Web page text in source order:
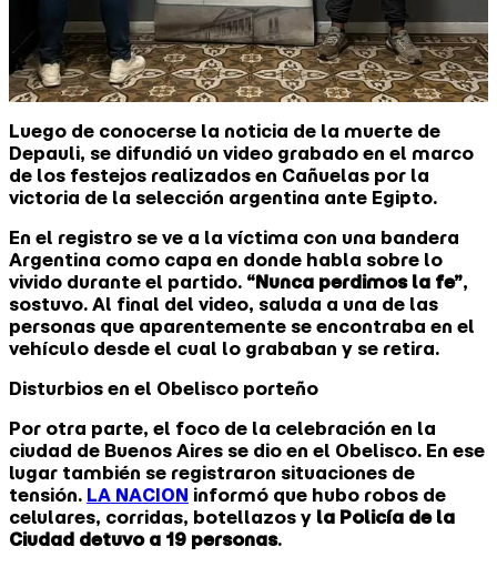
Luego de conocerse la noticia de la muerte de
Depauli, se difundió un video grabado en el marco
de los festejos realizados en Cañuelas por la
victoria de la selección argentina ante Egipto.
En el registro se ve a la víctima con una bandera
Argentina como capa en donde habla sobre lo
vivido durante el partido. “Nunca perdimos la fe”,
sostuvo. Al final del video, saluda a una de las
personas que aparentemente se encontraba en el
vehículo desde el cual lo grababan y se retira.
Disturbios en el Obelisco porteño
Por otra parte, el foco de la celebración en la
ciudad de Buenos Aires se dio en el Obelisco. En ese
lugar también se registraron situaciones de
tensión. LA NACION informó que hubo robos de
celulares, corridas, botellazos y la Policía de la
Ciudad detuvo a 19 personas.